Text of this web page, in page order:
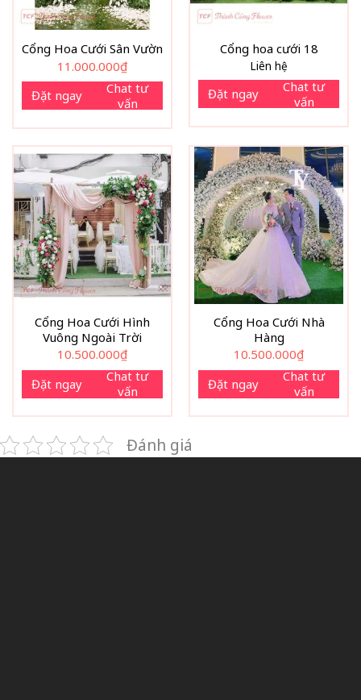
Cổng Hoa Cưới Sân Vườn
11.000.000₫
Đặt ngay
Chat tư
vấn
Cổng hoa cưới 18
Liên hệ
Đặt ngay
Chat tư
vấn
Cổng Hoa Cưới Hình
Vuông Ngoài Trời
10.500.000₫
Đặt ngay
Chat tư
vấn
Cổng Hoa Cưới Nhà
Hàng
10.500.000₫
Đặt ngay
Chat tư
vấn
Đánh giá